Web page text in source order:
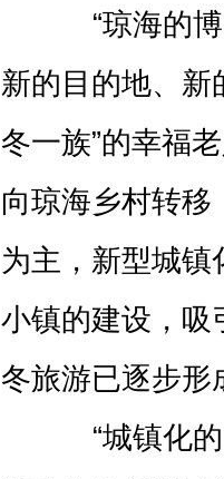
“琼海的博
新的目的地、新
冬一族”的幸福
向琼海乡村转
为主，新型城
小镇的建设，吸
冬旅游已逐步形
“城镇化的